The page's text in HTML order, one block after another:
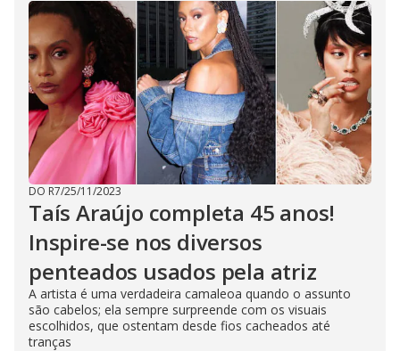
DO R7/25/11/2023
Taís Araújo completa 45 anos!
Inspire-se nos diversos
penteados usados pela atriz
A artista é uma verdadeira camaleoa quando o assunto
são cabelos; ela sempre surpreende com os visuais
escolhidos, que ostentam desde fios cacheados até
tranças